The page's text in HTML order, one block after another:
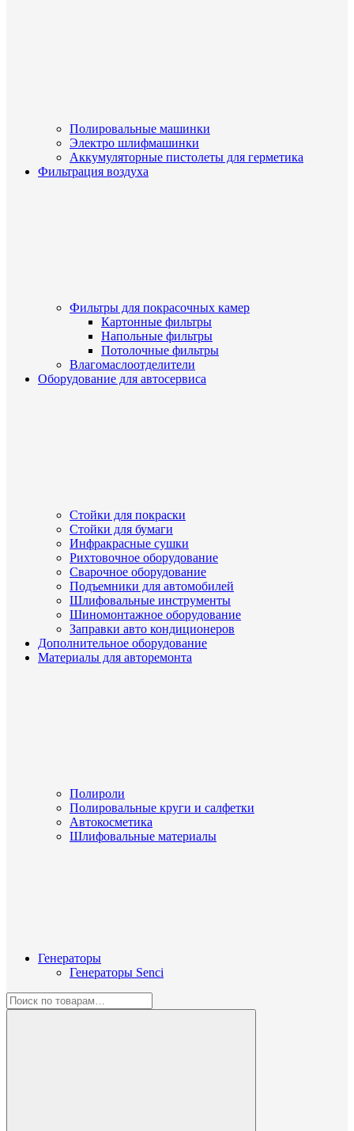
Полировальные машинки
Электро шлифмашинки
Аккумуляторные пистолеты для герметика
Фильтрация воздуха
Фильтры для покрасочных камер
Картонные фильтры
Напольные фильтры
Потолочные фильтры
Влагомаслоотделители
Оборудование для автосервиса
Стойки для покраски
Стойки для бумаги
Инфракрасные сушки
Рихтовочное оборудование
Сварочное оборудование
Подъемники для автомобилей
Шлифовальные инструменты
Шиномонтажное оборудование
Заправки авто кондиционеров
Дополнительное оборудование
Материалы для авторемонта
Полироли
Полировальные круги и салфетки
Автокосметика
Шлифовальные материалы
Генераторы
Генераторы Senci